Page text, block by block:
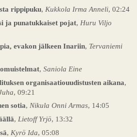
rippipuku, Kukkola Irma Anneli, 02:24
ja punatukkaiset pojat, Huru Viljo
evakon jälkeen Inariin, Tervaniemi
, Saniola Eine
organisaatiouudistusten aikana,
, 09:21
sotia, Nikula Onni Armas, 14:05
, Lietoff Yrjö, 13:32
, Kyrö Ida, 05:08